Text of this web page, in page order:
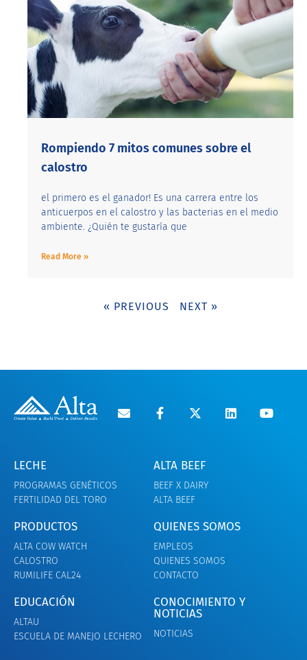
Rompiendo 7 mitos comunes sobre el
calostro
el primero es el ganador! Es una carrera entre los
anticuerpos en el calostro y las bacterias en el medio
ambiente. ¿Quién te gustaría que
Read More »
« PREVIOUS NEXT »
LECHE
PROGRAMAS GENÉTICOS
FERTILIDAD DEL TORO
ALTA BEEF
BEEF X DAIRY
ALTA BEEF
PRODUCTOS
ALTA COW WATCH
CALOSTRO
RUMILIFE CAL24
QUIENES SOMOS
EMPLEOS
QUIENES SOMOS
CONTACTO
EDUCACIÓN
ALTAU
ESCUELA DE MANEJO LECHERO
CONOCIMIENTO Y
NOTICIAS
NOTICIAS